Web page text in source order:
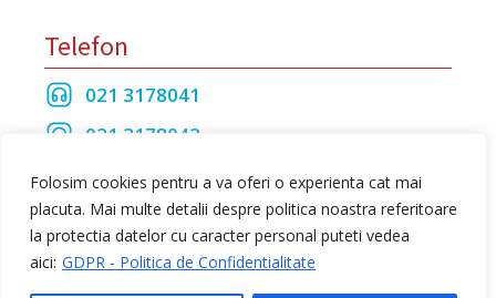
Folosim cookies pentru a va oferi o experienta cat mai
placuta. Mai multe detalii despre politica noastra referitoare
la protectia datelor cu caracter personal puteti vedea
aici: GDPR - Politica de Confidentialitate
Telefon
021 3178041
021 3178042
021 3175208
Toate drepturile rezervate Baza Tehnica Alfa S.R.L